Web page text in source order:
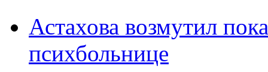
Астахова возмутил
психбольнице